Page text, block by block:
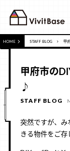
HOME STAFF BLOG 甲
甲府市の
♪
STAFF BLOG
突然ですが、み
きる物件をご存